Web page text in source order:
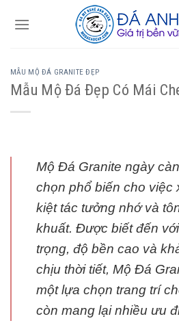
MẪU MỘ ĐÁ GRANITE ĐẸP
Mẫu Mộ Đá Đẹp Có Mái
Mộ Đá Granite ngày
chọn phổ biến cho việc
kiệt tác tưởng nhớ và
khuất. Được biết đến
trọng, độ bền cao và
chịu thời tiết, Mộ Đá
một lựa chọn trang trí
còn mang lại nhiều ưu